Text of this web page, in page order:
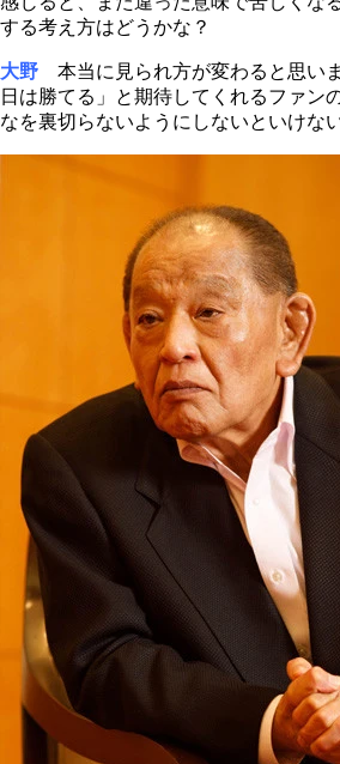
する考え方はどうかな？
大野
本当に見られ方が変わると思い
日は勝てる」と期待してくれるファン
なを裏切らないようにしないといけな